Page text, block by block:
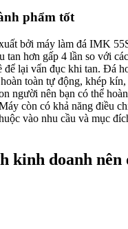
phẩm tốt
bởi máy làm đá IMK
tan hơn gấp 4 lần so với
để lại vẩn đục khi tan. Đá
toàn tự động, khép
người nên bạn có thể
còn có khả năng điều
vào nhu cầu và mục
kinh doanh nên